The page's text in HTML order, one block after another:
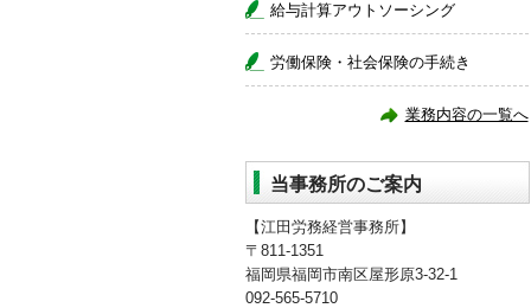
給与計算アウトソーシング
労働保険・社会保険の手続き
業務内容の一覧へ
当事務所のご案内
【江田労務経営事務所】
〒811-1351
福岡県福岡市南区屋形原3-32-1
092-565-5710